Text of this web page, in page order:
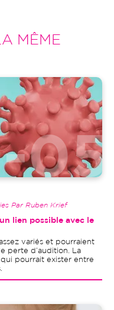
MÊME
Par Ruben Krief
lien possible avec le
variés et pourraient
perte d’audition. La
qui pourrait exister entre